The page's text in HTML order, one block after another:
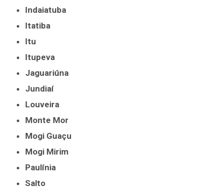
Indaiatuba
Itatiba
Itu
Itupeva
Jaguariúna
Jundiaí
Louveira
Monte Mor
Mogi Guaçu
Mogi Mirim
Paulínia
Salto